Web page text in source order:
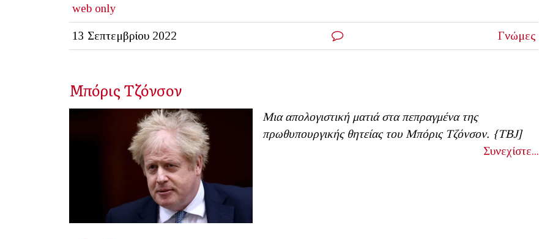
web only
13 Σεπτεμβρίου 2022 Γνώμες
Μπόρις Τζόνσον
Μια απολογιστική ματιά στα πεπραγμένα της
πρωθυπουργικής θητείας του Μπόρις Τζόνσον. {ΤΒJ]
Συνεχίστε...